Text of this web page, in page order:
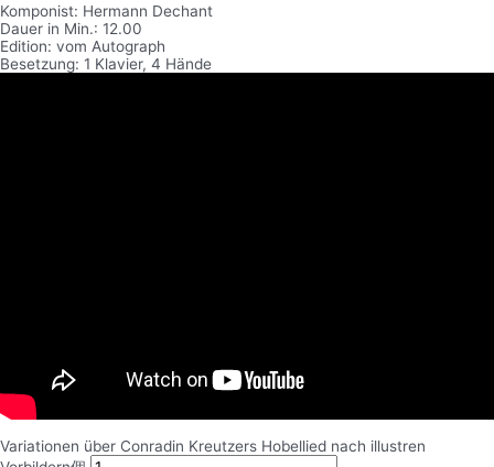
Komponist: Hermann Dechant
Dauer in Min.: 12.00
Edition: vom Autograph
Besetzung: 1 Klavier, 4 Hände
Variationen über Conradin Kreutzers Hobellied nach illustren